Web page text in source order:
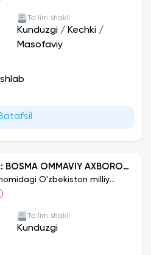
Ta'lim shakli
Kunduzgi / Kechki /
Masofaviy
BOSMA OMMAVIY AXBOROT
O'zbekiston milliy
Ta'lim shakli
Kunduzgi